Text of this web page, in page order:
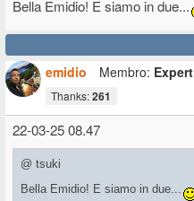
Bella Emidio! E siamo in due...
emidio
Membro: Expert
Thanks:261
22-03-25 08.47
@ tsuki
Bella Emidio! E siamo in due...